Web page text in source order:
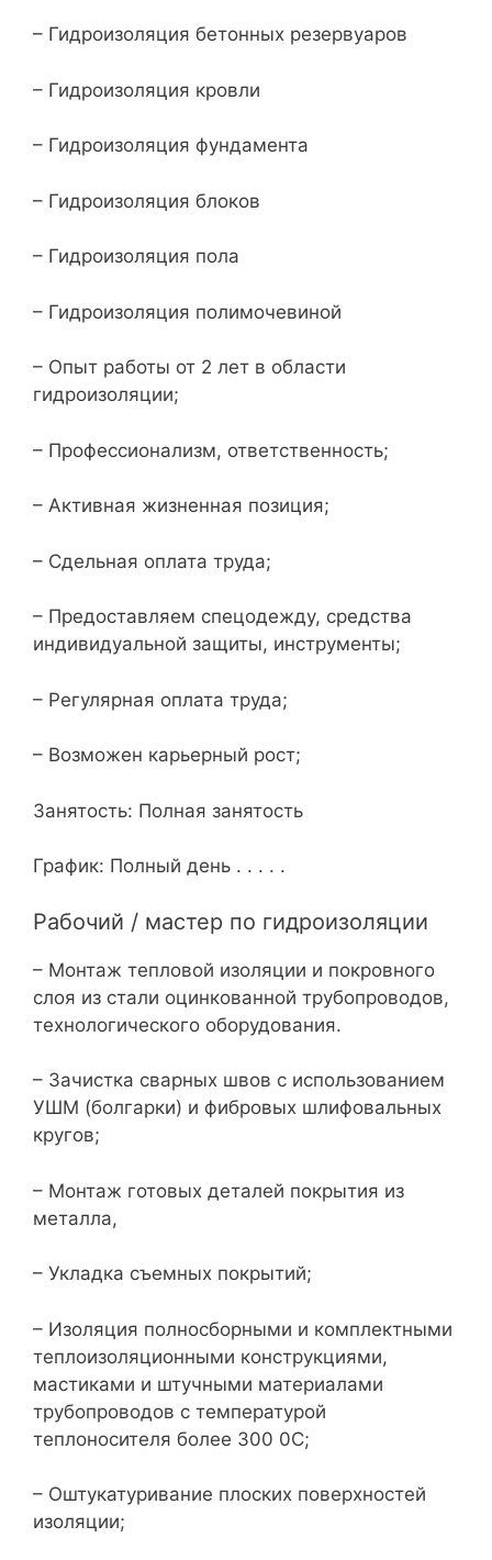
– Гидроизоляция бетонных резервуаров
– Гидроизоляция кровли
– Гидроизоляция фундамента
– Гидроизоляция блоков
– Гидроизоляция пола
– Гидроизоляция полимочевиной
– Опыт работы от 2 лет в области
гидроизоляции;
– Профессионализм, ответственность;
– Активная жизненная позиция;
– Сдельная оплата труда;
– Предоставляем спецодежду, средства
индивидуальной защиты, инструменты;
– Регулярная оплата труда;
– Возможен карьерный рост;
Занятость: Полная занятость
График: Полный день . . . . .
Рабочий / мастер по гидроизоляции
– Монтаж тепловой изоляции и покровного
слоя из стали оцинкованной трубопроводов,
технологического оборудования.
– Зачистка сварных швов с использованием
УШМ (болгарки) и фибровых шлифовальных
кругов;
– Монтаж готовых деталей покрытия из
металла,
– Укладка съемных покрытий;
– Изоляция полносборными и комплектными
теплоизоляционными конструкциями,
мастиками и штучными материалами
трубопроводов с температурой
теплоносителя более 300 0С;
– Оштукатуривание плоских поверхностей
изоляции;